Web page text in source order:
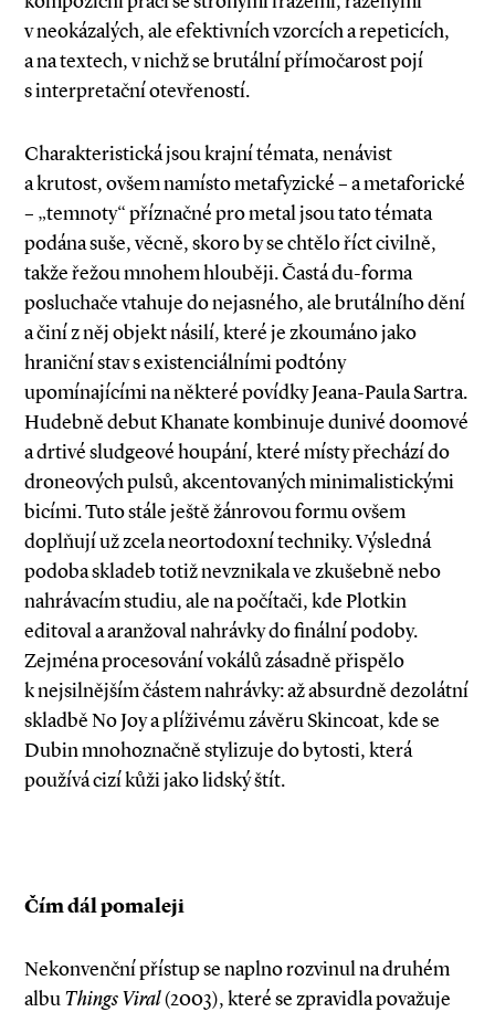
v neokázalých, ale efektivních vzorcích a repeticích,
a na textech, v nichž se brutální přímočarost pojí
s interpretační otevřeností.
Charakteristická jsou krajní témata, nenávist
a krutost, ovšem namísto metafyzické – a metaforické
– „temnoty“ příznačné pro metal jsou tato témata
podána suše, věcně, skoro by se chtělo říct civilně,
takže řežou mnohem hlouběji. Častá du­-forma
posluchače vtahuje do nejasného, ale brutálního dění
a činí z něj objekt násilí, které je zkoumáno jako
hraniční stav s existenciálními podtóny
upomínajícími na některé povídky Jeana­-Paula Sartra.
Hudebně debut Khanate kombinuje dunivé doomové
a drtivé sludgeové houpání, které místy přechází do
droneových pulsů, akcentovaných minimalistickými
bicími. Tuto stále ještě žánrovou formu ovšem
doplňují už zcela neortodoxní techniky. Výsledná
podoba skladeb totiž nevznikala ve zkušebně nebo
nahrávacím studiu, ale na počítači, kde Plotkin
editoval a aranžoval nahrávky do finální podoby.
Zejména procesování vokálů zásadně přispělo
k nejsilnějším částem nahrávky: až absurdně dezolátní
skladbě No Joy a plíživému závěru Skin­coat, kde se
Dubin mnohoznačně stylizuje do bytosti, která
používá cizí kůži jako lidský štít.
Čím dál pomaleji
Nekonvenční přístup se naplno rozvinul na druhém
albuThings Viral(2003), které se zpravidla považuje